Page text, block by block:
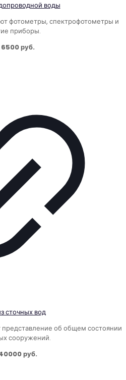
воды
фотометры, спектрофотометры и
приборы.
6500 руб.
сточных вод
об общем состоянии
сооружений.
руб.